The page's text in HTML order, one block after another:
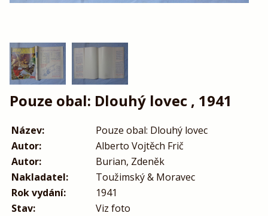
Pouze obal: Dlouhý lovec , 1941
Název:
Pouze obal: Dlouhý lovec
Autor:
Alberto Vojtěch Frič
Autor:
Burian, Zdeněk
Nakladatel:
Toužimský & Moravec
Rok vydání:
1941
Stav:
Viz foto